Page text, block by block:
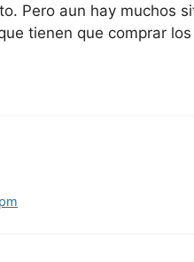
Pero aun hay muchos
tienen que comprar